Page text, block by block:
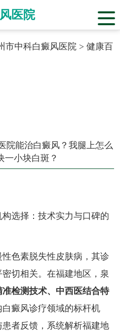
医院
市中科白癜风医院> 健康百
院能治白癜风？我腿上怎么
一小块白斑？
选择：技术实力与口碑的
色素脱失性皮肤病，其诊
切相关。在福建地区，泉
准检测技术、中西医结合特
癜风诊疗领域的标杆机
者反馈，系统解析福建地